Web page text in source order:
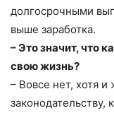
долгосрочными
выше заработка.
– Это значит, что
свою жизнь?
– Вовсе нет, хотя и
законодательству,